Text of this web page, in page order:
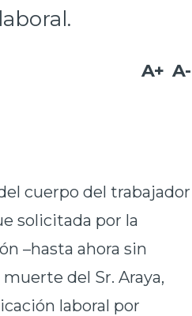
A+ A-
cuerpo del trabajador
solicitada por la
–hasta ahora sin
del Sr. Araya,
laboral por